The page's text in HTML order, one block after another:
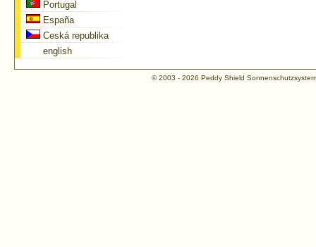
Portugal
España
Ceská republika
english
© 2003 - 2026 Peddy Shield